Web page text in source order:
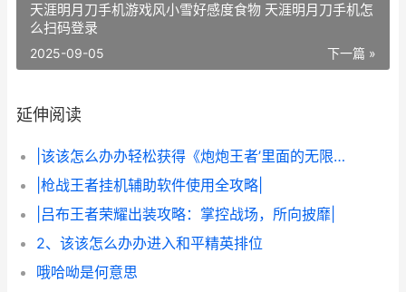
天涯明月刀手机游戏风小雪好感度食物 天涯明月刀手机怎
么扫码登录
下一篇 »
2025-09-05
延伸阅读
|该该怎么办办轻松获得《炮炮王者’里面的无限金币和星星|
|枪战王者挂机辅助软件使用全攻略|
|吕布王者荣耀出装攻略：掌控战场，所向披靡|
2、该该怎么办办进入和平精英排位
哦哈呦是何意思